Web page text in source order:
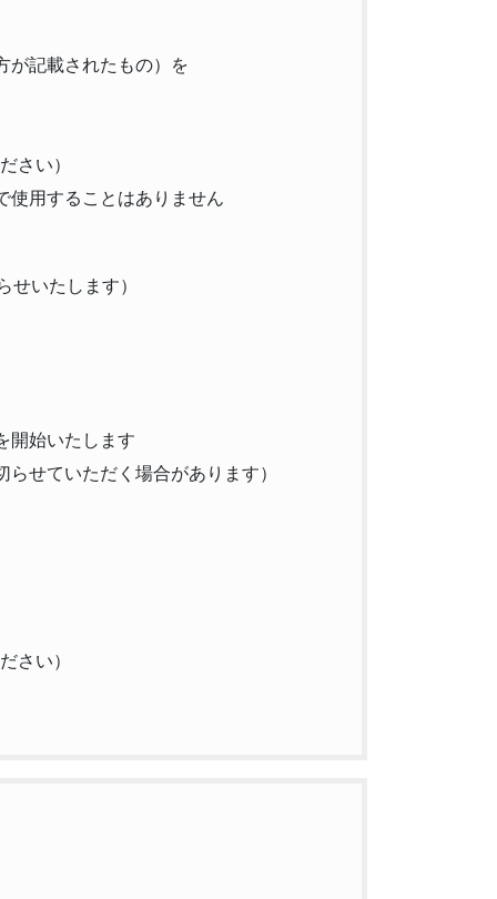
が記載されたもの）を
さい）
用することはありません
せいたします）
開始いたします
せていただく場合があります）
さい）